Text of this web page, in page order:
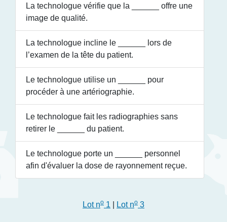
La technologue vérifie que la
offre une
image de qualité.
La technologue incline le
lors de
l’examen de la tête du patient.
Le technologue utilise un
pour
procéder à une artériographie.
Le technologue fait les radiographies sans
retirer le
du patient.
Le technologue porte un
personnel
afin d'évaluer la dose de rayonnement reçue.
Lot no 1 Lot no 3